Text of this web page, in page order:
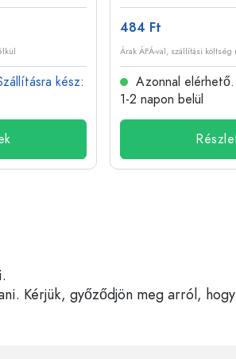
kész:
484 Ft
Árak ÁFÁ-val, szállítási költség
Azonnal elérhető.
1-2 napon belül
Kérjük, győződjön meg arról,